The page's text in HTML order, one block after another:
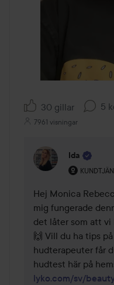
30 gillar 5
7961 visningar
Ida
Hej Monica
mig fungerade
det låter som att vi
🙌 Vill du ha tips
hudterapeuter får
lyko.com/sv/